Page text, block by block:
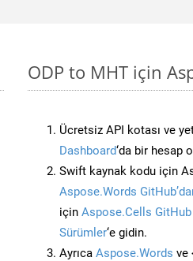
ODP to MHT için
Ücretsiz API kotası ve
Dashboard‘da bir hesap
Swift kaynak kodu için
Aspose.Words
için Aspose.Cells GitHub
Sürümler‘e gidin.
Ayrıca Aspose.Words ve